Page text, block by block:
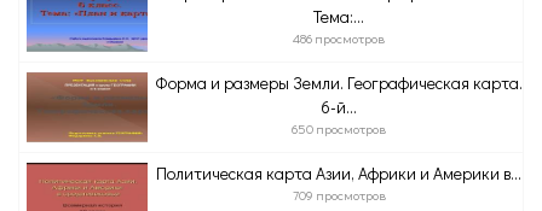
Тема:...
486 просмотров
Форма и размеры Земли. Географическая карта.
6-й...
650 просмотров
Политическая карта Азии, Африки и Америки в...
709 просмотров